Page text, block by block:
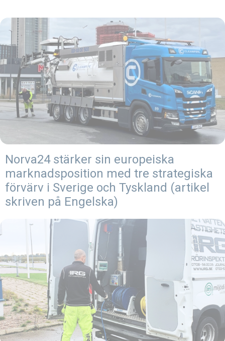
Norva24 stärker sin europeiska
marknadsposition med tre strategiska
förvärv i Sverige och Tyskland (artikel
skriven på Engelska)